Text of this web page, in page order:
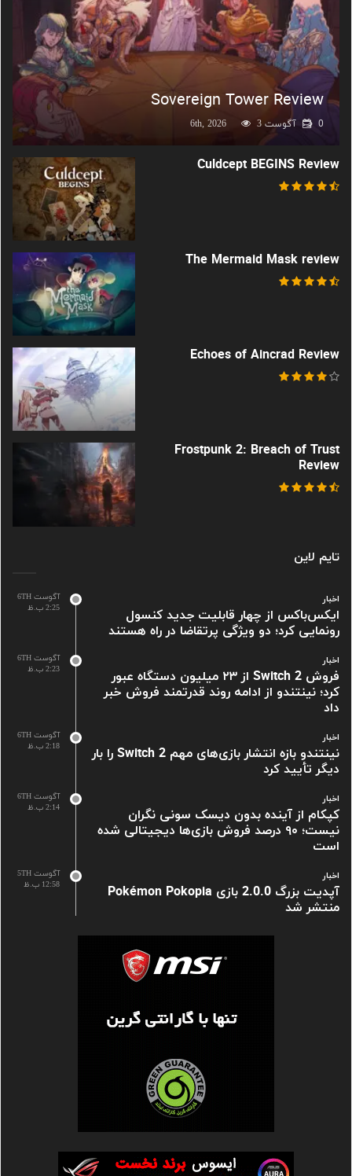
Sovereign Tower Review
آگوست 6th, 2026 3 0
Culdcept BEGINS Review
The Mermaid Mask review
Echoes of Aincrad Review
Frostpunk 2: Breach of Trust
Review
تایم لاین
آگوست 6TH
2:25 ب.ظ
اخبار
ایکس‌باکس از چهار قابلیت جدید کنسول
رونمایی کرد؛ دو ویژگی پرتقاضا در راه هستند
آگوست 6TH
2:23 ب.ظ
اخبار
فروش Switch 2 از ۲۳ میلیون دستگاه عبور
کرد؛ نینتندو از ادامه روند قدرتمند فروش خبر
داد
آگوست 6TH
2:18 ب.ظ
اخبار
نینتندو بازه انتشار بازی‌های مهم Switch 2 را بار
دیگر تأیید کرد
آگوست 6TH
2:14 ب.ظ
اخبار
کپکام از آینده بدون دیسک سونی نگران
نیست؛ ۹۰ درصد فروش بازی‌ها دیجیتالی شده
است
آگوست 5TH
12:58 ب.ظ
اخبار
آپدیت بزرگ 2.0.0 بازی Pokémon Pokopia
منتشر شد